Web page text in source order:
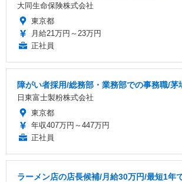
大同生命保険株式会社
東京都
月給21万円～23万円
正社員
障がい者採用/総務部・業務部での事務職/茅
日東富士製粉株式会社
東京都
年収407万円～447万円
正社員
ラーメン店の店長候補/月給30万円/最短1年